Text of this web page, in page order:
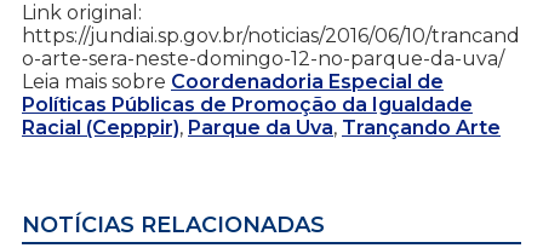
Link original:
https://jundiai.sp.gov.br/noticias/2016/06/10/trancand
o-arte-sera-neste-domingo-12-no-parque-da-uva/
Leia mais sobre Coordenadoria Especial de
Políticas Públicas de Promoção da Igualdade
Racial (Cepppir), Parque da Uva, Trançando Arte
NOTÍCIAS RELACIONADAS